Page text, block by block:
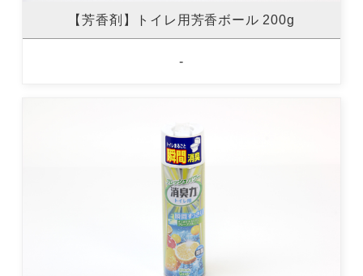
【芳香剤】トイレ用芳香ボール 200g
-